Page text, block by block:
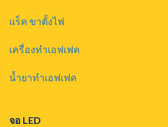
แร็ค ขาตั้งไฟ
เครื่องทำเอฟเฟค
น้ำยาทำเอฟเฟค
จอ LED